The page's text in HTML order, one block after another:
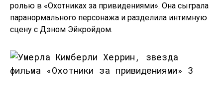
ролью в «Охотниках за привидениями». Она сыграла
паранормального персонажа и разделила интимную
сцену с Дэном Эйкройдом.